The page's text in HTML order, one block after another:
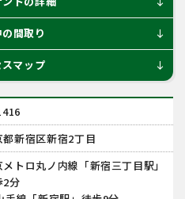
間取り south
スマップ south
都新宿区新宿2丁目
トロ丸ノ内線「新宿三丁目駅」
2分